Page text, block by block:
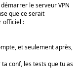
le serveur VPN
que ce serait
officiel :
et seulement après,
conf, les tests que tu as